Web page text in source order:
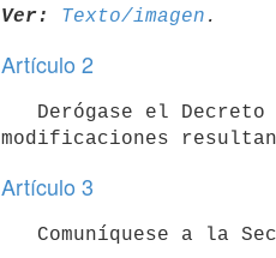
Ver: Texto/imagen
Artículo 2
Artículo 3
Comuníquese a la